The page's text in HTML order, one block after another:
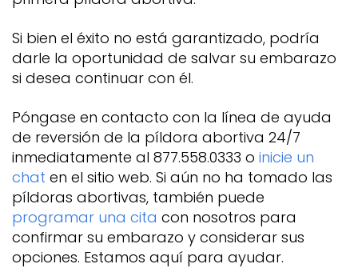
Si bien el éxito no está garantizado, podría
darle la oportunidad de salvar su embarazo
si desea continuar con él.
Póngase en contacto con la línea de ayuda
de reversión de la píldora abortiva 24/7
inmediatamente al 877.558.0333 o inicie un
chat en el sitio web. Si aún no ha tomado las
píldoras abortivas, también puede
programar una cita con nosotros para
confirmar su embarazo y considerar sus
opciones. Estamos aquí para ayudar.